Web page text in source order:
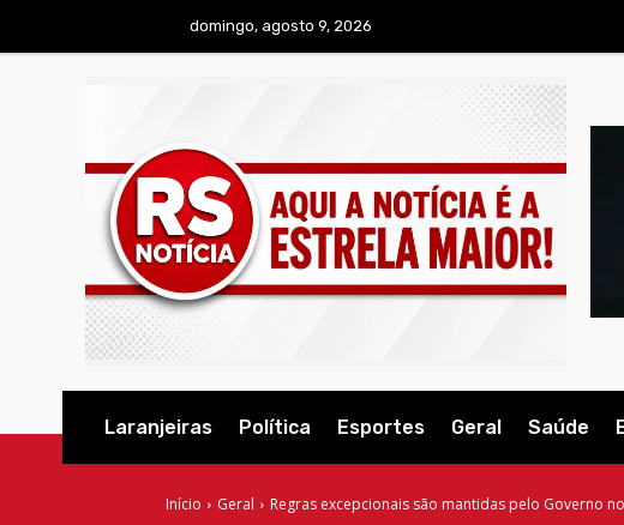
domingo, agosto 9, 2026
Laranjeiras Política Esportes Geral Saúde
Início Geral Regras excepcionais são mantidas pelo Governo